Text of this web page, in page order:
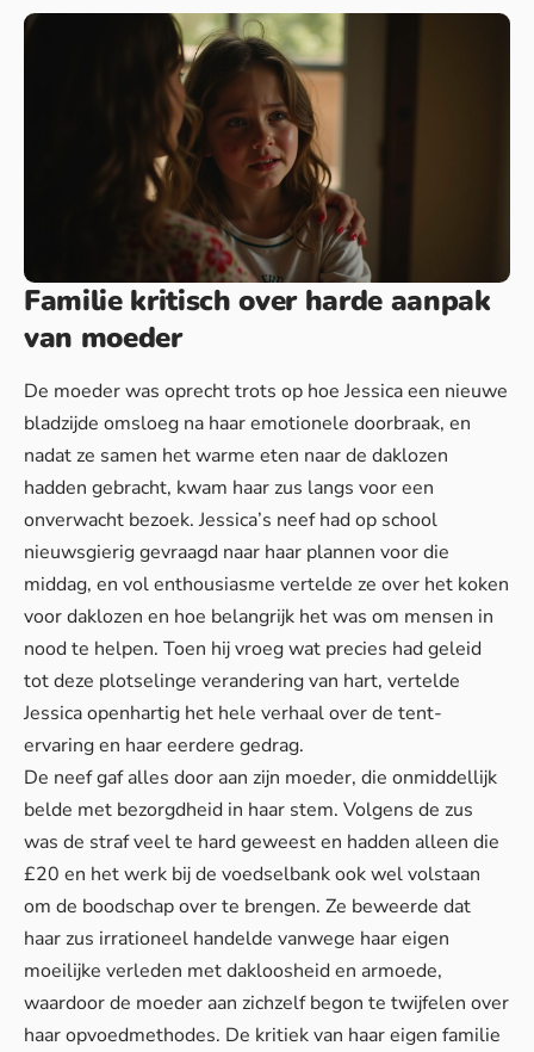
Familie kritisch over harde aanpak
van moeder
De moeder was oprecht trots op hoe Jessica een nieuwe
bladzijde omsloeg na haar emotionele doorbraak, en
nadat ze samen het warme eten naar de daklozen
hadden gebracht, kwam haar zus langs voor een
onverwacht bezoek. Jessica’s neef had op school
nieuwsgierig gevraagd naar haar plannen voor die
middag, en vol enthousiasme vertelde ze over het koken
voor daklozen en hoe belangrijk het was om mensen in
nood te helpen. Toen hij vroeg wat precies had geleid
tot deze plotselinge verandering van hart, vertelde
Jessica openhartig het hele verhaal over de tent-
ervaring en haar eerdere gedrag.
De neef gaf alles door aan zijn moeder, die onmiddellijk
belde met bezorgdheid in haar stem. Volgens de zus
was de straf veel te hard geweest en hadden alleen die
£20 en het werk bij de voedselbank ook wel volstaan
om de boodschap over te brengen. Ze beweerde dat
haar zus irrationeel handelde vanwege haar eigen
moeilijke verleden met dakloosheid en armoede,
waardoor de moeder aan zichzelf begon te twijfelen over
haar opvoedmethodes. De kritiek van haar eigen familie